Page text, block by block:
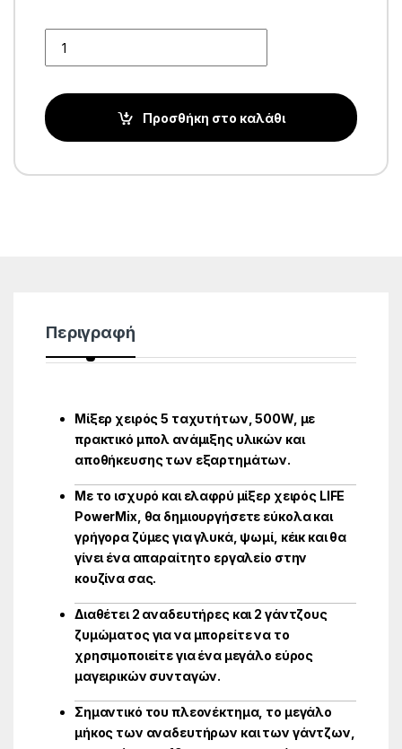
Προσθήκη στο καλάθι
Περιγραφή
Μίξερ χειρός 5 ταχυτήτων, 500W, με
πρακτικό μπολ ανάμιξης υλικών και
αποθήκευσης των εξαρτημάτων.
Με το ισχυρό και ελαφρύ μίξερ χειρός LIFE
PowerMix, θα δημιουργήσετε εύκολα και
γρήγορα ζύμες για γλυκά, ψωμί, κέικ και θα
γίνει ένα απαραίτητο εργαλείο στην
κουζίνα σας.
Διαθέτει 2 αναδευτήρες και 2 γάντζους
ζυμώματος για να μπορείτε να το
χρησιμοποιείτε για ένα μεγάλο εύρος
μαγειρικών συνταγών.
Σημαντικό του πλεονέκτημα, το μεγάλο
μήκος των αναδευτήρων και των γάντζων,